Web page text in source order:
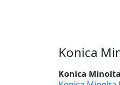
Konica
Konica Minolta